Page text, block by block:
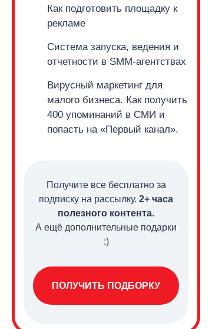
Как подготовить площадку к
рекламе
Система запуска, ведения и
отчетности в SMM-агентствах
Вирусный маркетинг для
малого бизнеса. Как получить
400 упоминаний в СМИ и
попасть на «Первый канал».
Получите все бесплатно за
подписку на рассылку. 2+ часа
полезного контента.
А ещё дополнительные подарки
:)
ПОЛУЧИТЬ ПОДБОРКУ